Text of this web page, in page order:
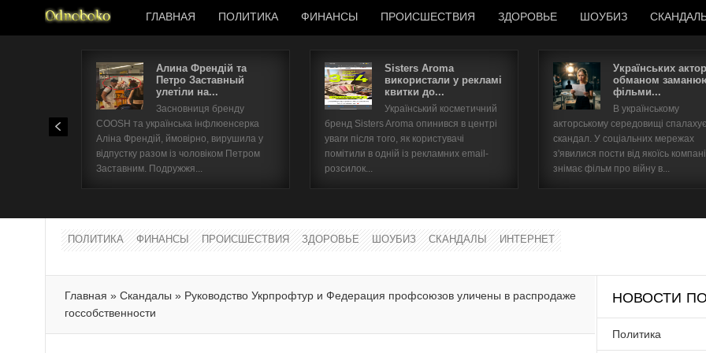
ГЛАВНАЯ ПОЛИТИКА ФИНАНСЫ ПРОИСШЕСТВИЯ ЗДОРОВЬЕ ШОУБИЗ
Алина Френдій та
Петро Заставный
улетіли на...
Засновниця бренду
COOSH та українська інфлюенсерка
Аліна Френдій, ймовірно, вирушила у
відпустку разом із чоловіком Петром
Заставним. Подружжя...
Sisters Aroma
використали у рекламі
квитки до...
Український косметичний
бренд Sisters Aroma опинився в центрі
уваги після того, як користувачі
помітили в одній із рекламних email-
розсилок...
Українських
обманом
фільми...
В українському
акторському середовищі спалахує
скандал. У соціальних мережах
з'явилися пости від якоїсь
знімає фільм про війну в...
ПОЛИТИКА ФИНАНСЫ ПРОИСШЕСТВИЯ ЗДОРОВЬЕ ШОУБИЗ СКАНДАЛЫ ИНТЕРНЕТ
Главная » Скандалы » Руководство Укрпрофтур и Федерация профсоюзов уличены в распродаже
госсобственности
НОВОСТИ
Политика
Имя пользователя
Забыли имя пользователя?